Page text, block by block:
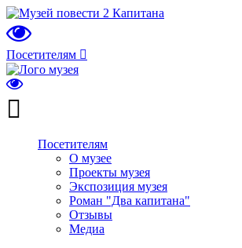
Посетителям
Посетителям
О музее
Проекты музея
Экспозиция музея
Роман "Два капитана"
Отзывы
Медиа